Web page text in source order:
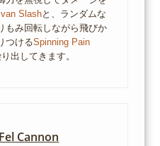
Slashと、ランダムな
もみ回転しながら飛びか
つけるSpinning Pain
出してきます。
Fel Cannon